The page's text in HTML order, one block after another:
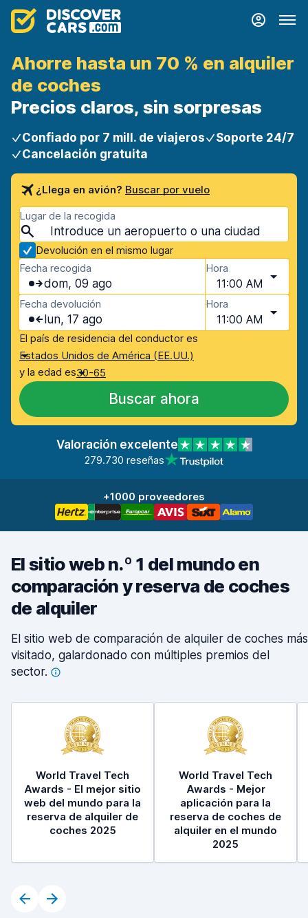
Ahorre hasta un 70 % en alquiler
de coches
Precios claros, sin sorpresas
Confiado por 7 mill. de viajeros
Soporte 24/7
Cancelación gratuita
¿Llega en avión? Buscar por vuelo
Lugar de la recogida
Devolución en el mismo lugar
Fecha recogida
dom, 09 ago
Hora
11:00 AM
Fecha devolución
lun, 17 ago
Hora
11:00 AM
El país de residencia del conductor es
Estados Unidos de América (EE.UU.)
y la edad es30-65
Buscar ahora
Valoración excelente
279.730 reseñas
+1000 proveedores
El sitio web n.º 1 del mundo en
comparación y reserva de coches
de alquiler
El sitio web de comparación de alquiler de coches más
visitado, galardonado con múltiples premios del
sector.
World Travel Tech
Awards - El mejor sitio
web del mundo para la
reserva de alquiler de
coches 2025
World Travel Tech
Awards - Mejor
aplicación para la
reserva de coches de
alquiler en el mundo
2025